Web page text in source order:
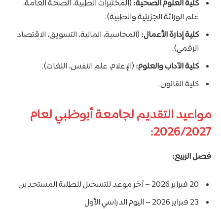
كلية العلوم الصحية: (المختبرات الطبية، الصحة العامة،
علم الوراثة الجزيئية والطبية).
كلية إدارة الأعمال: (المحاسبة، المالية، التسويق، الاقتصاد
الرقمي).
كلية الآداب والعلوم: (الإعلام، علم النفس، اللغات).
كلية القانون.
مواعيد التقديم لجامعة أبوظبي لعام
2026/2027:
فصل الربيع:
20 فبراير 2026 – آخر موعد للتسجيل للطلبة المستجدين
23 فبراير 2026 – اليوم الدراسي الأول